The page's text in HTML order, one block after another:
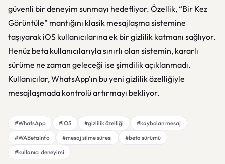
güvenli bir deneyim sunmayı hedefliyor. Özellik, “Bir Kez
Görüntüle” mantığını klasik mesajlaşma sistemine
taşıyarak iOS kullanıcılarına ek bir gizlilik katmanı sağlıyor.
Henüz beta kullanıcılarıyla sınırlı olan sistemin, kararlı
sürüme ne zaman geleceği ise şimdilik açıklanmadı.
Kullanıcılar, WhatsApp’ın bu yeni gizlilik özelliğiyle
mesajlaşmada kontrolü artırmayı bekliyor.
#WhatsApp #iOS #gizlilik özelliği
#kaybolan mesaj
#WABetaInfo
#mesaj silme süresi
#beta sürümü
#kullanıcı deneyimi